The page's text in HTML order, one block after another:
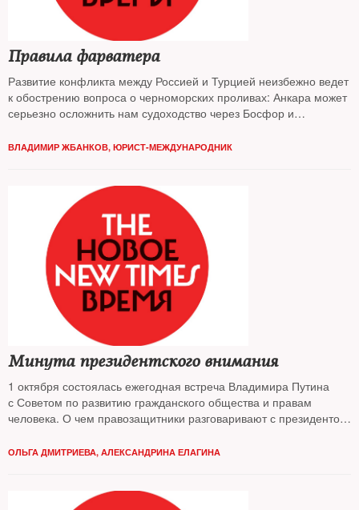
Правила фарватера
Развитие конфликта между Россией и Турцией неизбежно ведет
к обострению вопроса о черноморских проливах: Анкара может
серьезно осложнить нам судоходство через Босфор и
ВЛАДИМИР ЖБАНКОВ, ЮРИСТ-МЕЖДУНАРОДНИК
Минута президентского внимания
1 октября состоялась ежегодная встреча Владимира Путина
с Советом по развитию гражданского общества и правам
человека. О чем правозащитники разговаривают с президентом
ОЛЬГА ДМИТРИЕВА, АЛЕКСАНДРИНА ЕЛАГИНА